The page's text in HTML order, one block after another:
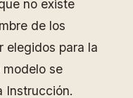
no existe
de los
elegidos para la
se
Instrucción.